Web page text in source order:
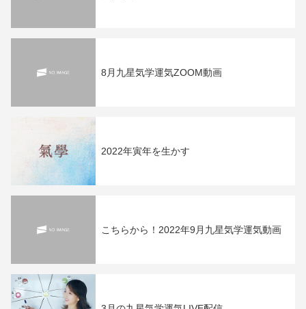
8月九星気学運気ZOOM動画
2022年寅年を生かす
こちらから！2022年9月九星気学運気動画